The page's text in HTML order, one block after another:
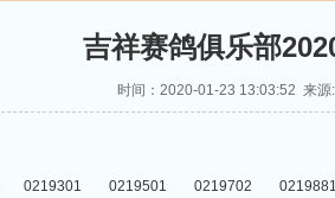
吉祥赛鸽俱乐部
时间：2020-01-23 13:03:52 来源:
0219301 0219501 0219702